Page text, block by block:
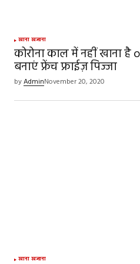
खाना खजाना
कोरोना काल में नहीं खाना
बनाएं फ्रेंच फ्राईज़ पिज्जा
byAdminNovember 20, 2020
खाना खजाना